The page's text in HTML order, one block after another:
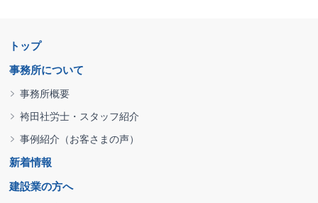
トップ
事務所について
事務所概要
袴田社労士・スタッフ紹介
事例紹介（お客さまの声）
新着情報
建設業の方へ